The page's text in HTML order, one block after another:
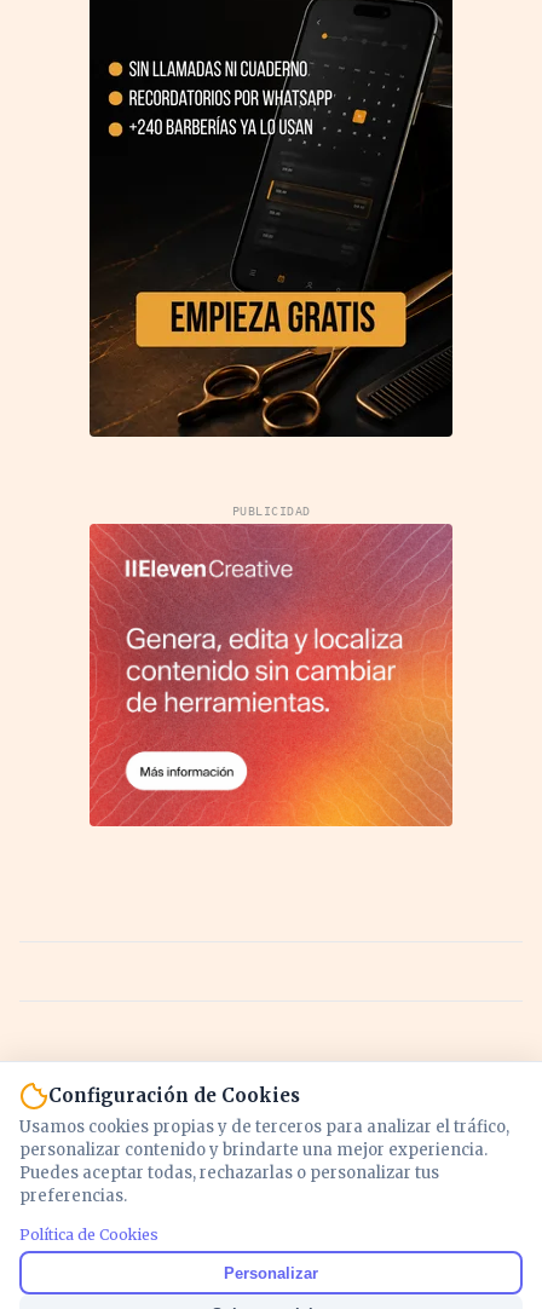
PUBLICIDAD
Noticias y análisis de economía, mercados,
inversión y política. Información actualizada
Configuración de Cookies
Usamos cookies propias y de terceros para analizar el tráfico,
personalizar contenido y brindarte una mejor experiencia.
Puedes aceptar todas, rechazarlas o personalizar tus
preferencias.
Política de Cookies
Personalizar